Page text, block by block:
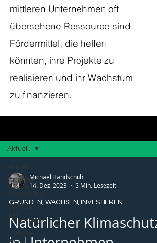
mittleren Unternehmen oft
übersehene Ressource sind
Fördermittel, die helfen
könnten, ihre Projekte zu
realisieren und ihr Wachstum
zu finanzieren.
Gründen,
Wachsen,
Forschung
und
Aktuell.
Michael Handschuh
14. Dez. 2023
3 Min. Lesezeit
GRÜNDEN, WACHSEN, INVESTIEREN
Natürlicher Klimaschutz